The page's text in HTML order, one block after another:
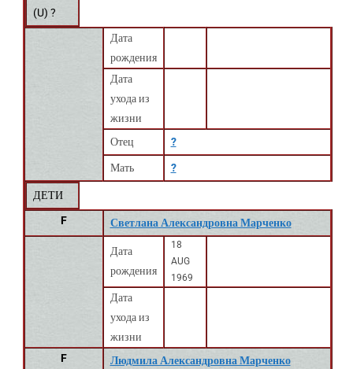
(U) ?
Дата
рождения
Дата
ухода из
жизни
Отец
?
Мать ?
ДЕТИ
F
Светлана Александровна Марченко
Дата
рождения
18
AUG
1969
Дата
ухода из
жизни
F
Людмила Александровна Марченко